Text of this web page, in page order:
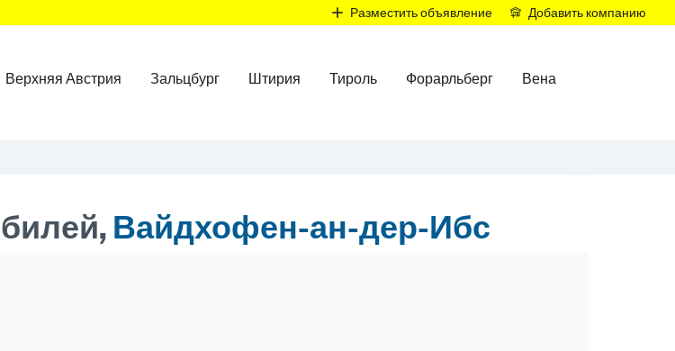
Разместить объявление Добавить компанию
Верхняя Австрия Зальцбург Штирия Тироль Форарльберг Вена
Вайдхофен-ан-дер-Ибс